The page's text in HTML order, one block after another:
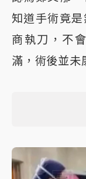
知道手術竟
商執刀，不
滿，術後並未